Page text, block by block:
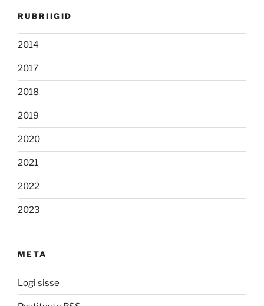
RUBRIIGID
2014
2017
2018
2019
2020
2021
2022
2023
META
Logi sisse